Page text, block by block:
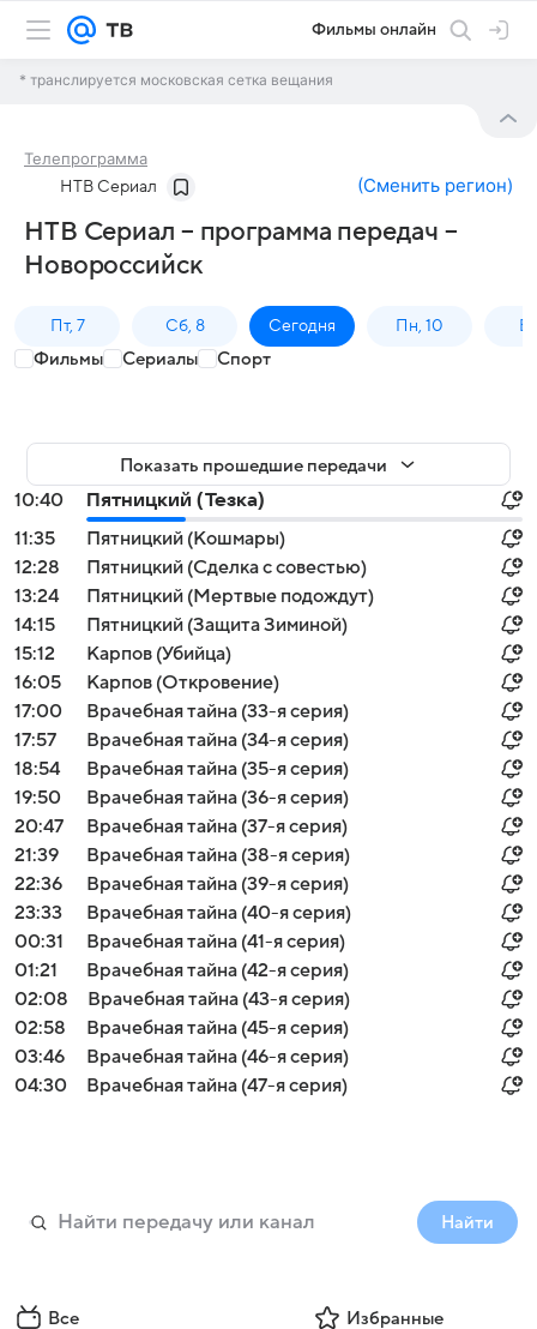
Фильмы онлайн
* транслируется московская сетка вещания
Телепрограмма
НТВ Сериал (Сменить регион)
НТВ Сериал – программа передач –
Новороссийск
Пт, 7 Сб, 8 Сегодня Пн, 10
Фильмы Сериалы Спорт
Показать прошедшие передачи
10:40
Пятницкий (Тезка)
11:35
Пятницкий (Кошмары)
12:28
Пятницкий (Сделка с совестью)
13:24
Пятницкий (Мертвые подождут)
14:15
Пятницкий (Защита Зиминой)
15:12
Карпов (Убийца)
16:05
Карпов (Откровение)
17:00
Врачебная тайна (33-я серия)
17:57
Врачебная тайна (34-я серия)
18:54
Врачебная тайна (35-я серия)
19:50
Врачебная тайна (36-я серия)
20:47
Врачебная тайна (37-я серия)
21:39
Врачебная тайна (38-я серия)
22:36
Врачебная тайна (39-я серия)
23:33
Врачебная тайна (40-я серия)
00:31
Врачебная тайна (41-я серия)
01:21
Врачебная тайна (42-я серия)
02:08
Врачебная тайна (43-я серия)
02:58
Врачебная тайна (45-я серия)
03:46
Врачебная тайна (46-я серия)
04:30
Врачебная тайна (47-я серия)
Найти
Все Избранные